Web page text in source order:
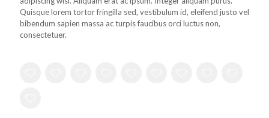
Quisque lorem tortor fringilla sed, vestibulum id, eleifend justo vel
bibendum sapien massa ac turpis faucibus orci luctus non,
consectetuer.